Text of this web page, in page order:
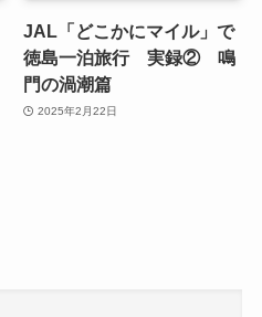
JAL「どこかにマイル」で
徳島一泊旅行 実録② 鳴
門の渦潮篇
2025年2月22日